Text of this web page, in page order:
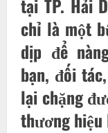
tại TP. Hải
chỉ là một
dịp để
bạn, đối
lại chặng
thương hiệu